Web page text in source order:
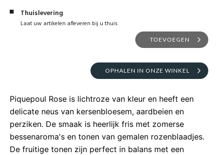
Thuislevering
Laat uw artikelen afleveren bij u thuis
TOEVOEGEN
OPHALEN IN ONZE WINKEL
Piquepoul Rose is lichtroze van kleur en heeft een
delicate neus van kersenbloesem, aardbeien en
perziken. De smaak is heerlijk fris met zomerse
bessenaroma's en tonen van gemalen rozenblaadjes.
De fruitige tonen zijn perfect in balans met een